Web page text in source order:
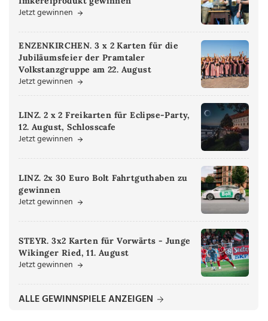
Jetzt gewinnen
ENZENKIRCHEN. 3 x 2 Karten für die
Jubiläumsfeier der Pramtaler
Volkstanzgruppe am 22. August
Jetzt gewinnen
LINZ. 2 x 2 Freikarten für Eclipse-Party,
12. August, Schlosscafe
Jetzt gewinnen
LINZ. 2x 30 Euro Bolt Fahrtguthaben zu
gewinnen
Jetzt gewinnen
STEYR. 3x2 Karten für Vorwärts - Junge
Wikinger Ried, 11. August
Jetzt gewinnen
ALLE GEWINNSPIELE ANZEIGEN